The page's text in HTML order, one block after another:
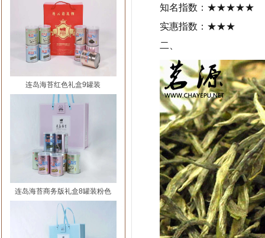
连岛海苔红色礼盒9罐装
连岛海苔商务版礼盒8罐装粉色
知名指数：★★★★★
实惠指数：★★★
二、